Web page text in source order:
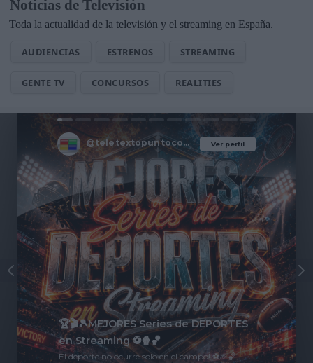
Noticias de Televisión
Toda la actualidad de la televisión y el streaming en España.
AUDIENCIAS ESTRENOS STREAMING
GENTE TV CONCURSOS REALITIES
Ver perfil
@teletextopuntocom Ver perfil
🏆🎬🎾MEJORES Series de DEPORTES
en Streaming ⚽🍿🏀
El deporte no ocurre solo en el campo! ⚽🏈🏀